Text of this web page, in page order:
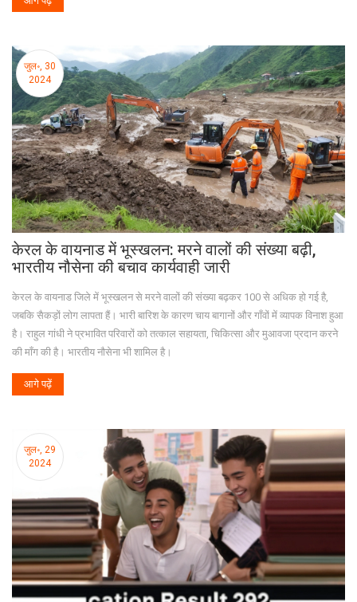
जुल॰, 30
2024
केरल के वायनाड में भूस्खलन: मरने वालों की संख्या बढ़ी,
भारतीय नौसेना की बचाव कार्यवाही जारी
केरल के वायनाड जिले में भूस्खलन से मरने वालों की संख्या बढ़कर 100 से अधिक हो गई है,
जबकि सैकड़ों लोग लापता हैं। भारी बारिश के कारण चाय बागानों और गाँवों में व्यापक विनाश हुआ
है। राहुल गांधी ने प्रभावित परिवारों को तत्काल सहायता, चिकित्सा और मुआवजा प्रदान करने
की माँग की है। भारतीय नौसेना भी शामिल है।
आगे पढ़ें
जुल॰, 29
2024